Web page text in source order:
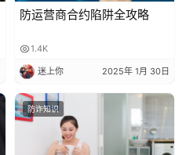
防运营商合约陷阱全攻略
1.4K
迷上你 2025年 1月 30日
防诈知识